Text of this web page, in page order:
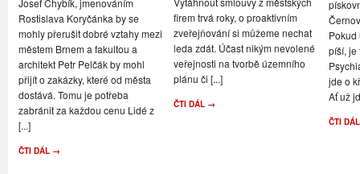
Rostislava Koryčánka by se
mohly přerušit dobré vztahy mezi
městem Brnem a fakultou a
architekt Petr Pelčák by mohl
přijít o zakázky, které od města
dostává. Tomu je potřeba
zabránit za každou cenu Lidé z
[...]
ČTI DÁL →
firem trvá roky, o proaktivním
zveřejňování si můžeme nechat
leda zdát. Účast nikým nevolené
veřejnosti na tvorbě územního
plánu či [...]
ČTI DÁL →
Pokud
píší, je
jde o
Ať už
ČTI